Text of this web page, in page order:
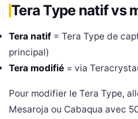
Tera Type natif vs
Tera natif = Tera Type de
principal)
Tera modifié = via
Pour modifier le Tera Type,
Mesaroja ou Cabaqua avec